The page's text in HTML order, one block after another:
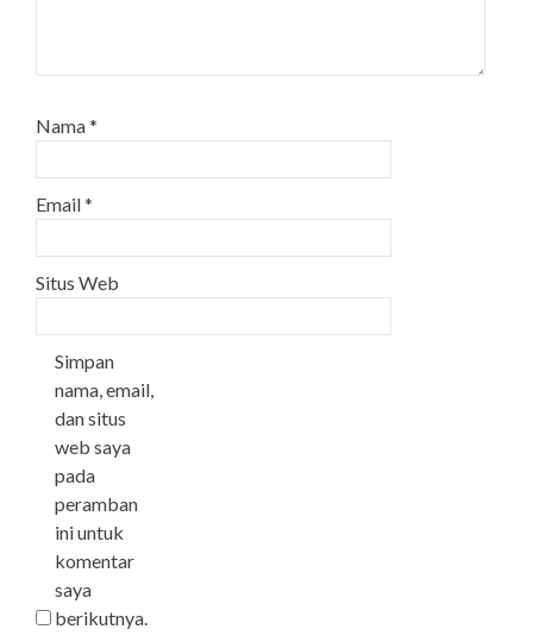
Nama*
Email*
Situs Web
Simpan
nama, email,
dan situs
web saya
pada
peramban
ini untuk
komentar
saya
berikutnya.